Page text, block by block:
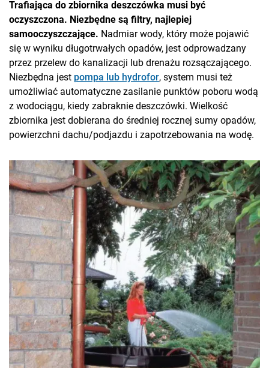
Trafiająca do zbiornika deszczówka musi być
oczyszczona. Niezbędne są filtry, najlepiej
samooczyszczające. Nadmiar wody, który może pojawić
się w wyniku długotrwałych opadów, jest odprowadzany
przez przelew do kanalizacji lub drenażu rozsączającego.
Niezbędna jest pompa lub hydrofor, system musi też
umożliwiać automatyczne zasilanie punktów poboru wodą
z wodociągu, kiedy zabraknie deszczówki. Wielkość
zbiornika jest dobierana do średniej rocznej sumy opadów,
powierzchni dachu/podjazdu i zapotrzebowania na wodę.